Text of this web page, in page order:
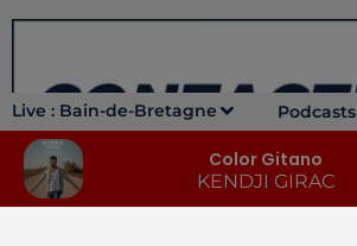
Live : Bain-de-Bretagne Podcasts
Color Gitano
KENDJI GIRAC